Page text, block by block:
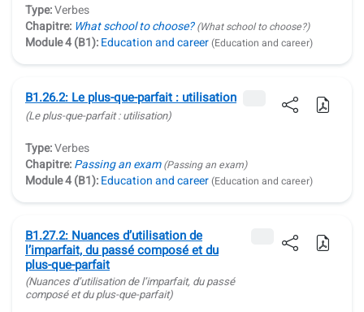
Type:Verbes
Chapitre: What school to choose? (What school to choose?)
Module 4 (B1):Education and career(Education and career)
B1.26.2: Le plus-que-parfait : utilisation
(Le plus-que-parfait : utilisation)
Type:Verbes
Chapitre:Passing an exam (Passing an exam)
Module 4 (B1):Education and career(Education and career)
B1.27.2: Nuances d’utilisation de
l’imparfait, du passé composé et du
plus-que-parfait
(Nuances d’utilisation de l’imparfait, du passé
composé et du plus-que-parfait)